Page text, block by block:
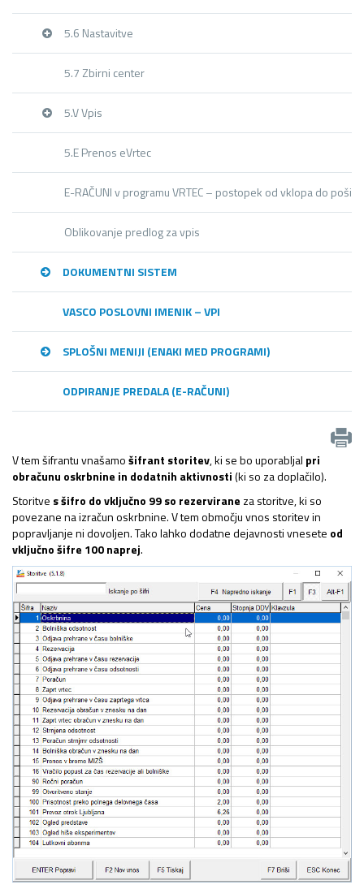
5.6 Nastavitve
5.7 Zbirni center
5.V Vpis
5.E Prenos eVrtec
E-RAČUNI v programu VRTEC – postopek od vklopa do
Oblikovanje predlog za vpis
DOKUMENTNI SISTEM
VASCO POSLOVNI IMENIK – VPI
SPLOŠNI MENIJI (ENAKI MED PROGRAMI)
ODPIRANJE PREDALA (E-RAČUNI)
V tem šifrantu vnašamošifrant storitev, ki se bo uporabljal pri
obračunu oskrbnine in dodatnih aktivnosti(ki so za doplačilo).
Storitve s šifro do vključno 99 so rezervirane za storitve, ki so
povezane na izračun oskrbnine. V tem območju vnos storitev in
popravljanje ni dovoljen. Tako lahko dodatne dejavnosti vnesete od
vključno šifre 100 naprej.